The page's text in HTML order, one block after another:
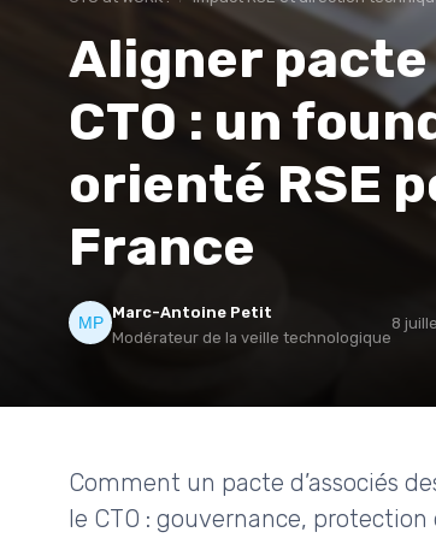
Aligner pacte
CTO : un
orienté RSE
France
Marc-Antoine Petit
Modérateur de la veille technologique
8
Comment un pacte d’associés
le CTO : gouvernance,